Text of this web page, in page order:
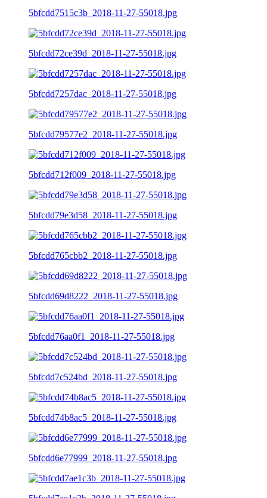
5bfcdd7515c3b_2018-11-27-55018.jpg
5bfcdd72ce39d_2018-11-27-55018.jpg
5bfcdd7257dac_2018-11-27-55018.jpg
5bfcdd79577e2_2018-11-27-55018.jpg
5bfcdd712f009_2018-11-27-55018.jpg
5bfcdd79e3d58_2018-11-27-55018.jpg
5bfcdd765cbb2_2018-11-27-55018.jpg
5bfcdd69d8222_2018-11-27-55018.jpg
5bfcdd76aa0f1_2018-11-27-55018.jpg
5bfcdd7c524bd_2018-11-27-55018.jpg
5bfcdd74b8ac5_2018-11-27-55018.jpg
5bfcdd6e77999_2018-11-27-55018.jpg